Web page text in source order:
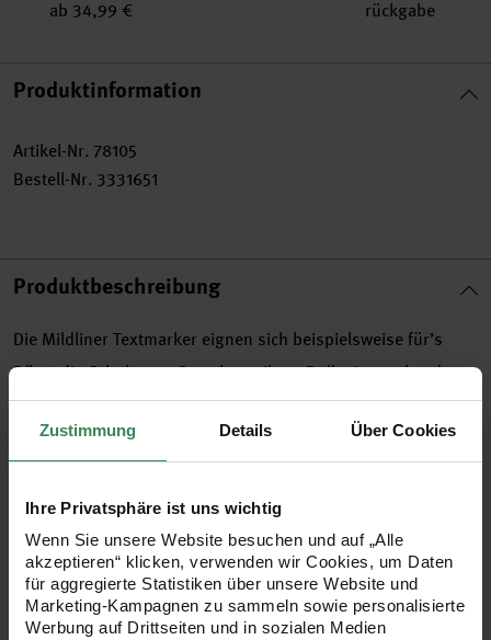
Zustimmung Details Über Cookies
Ihre Privatsphäre ist uns wichtig
Wenn Sie unsere Website besuchen und auf „Alle
akzeptieren“ klicken, verwenden wir Cookies, um Daten
für aggregierte Statistiken über unsere Website und
Marketing-Kampagnen zu sammeln sowie personalisierte
Werbung auf Drittseiten und in sozialen Medien
ab 34,99 €
rückgabe
Produktinformation
Artikel-Nr. 78105
Bestell-Nr. 3331651
Produktbeschreibung
Die Mildliner Textmarker eignen sich beispielsweise für’s
Büro, die Schule, zur Gestaltung Ihres Bullet Journals oder
Kalenders und auch für Handletterings. Die Marker haben
zwei Spitzen: eine Keilspitze und eine feinere Rundspitze. Die
dem Mildliner den perfekten Textmarker.
Textmarker mit zwei Spitzen: Keilspitze und Rundspitze
5 Neon-Farben im Set: gelb, orange, rosa, blau, blau-
grün